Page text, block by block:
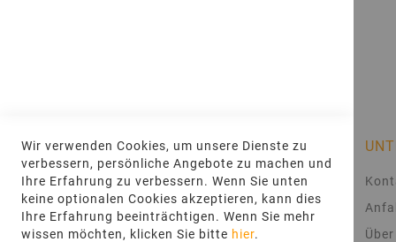
INFORMATIONEN
AGB
Impressum
Datenschutz
Wir verwenden Cookies, um unsere Dienste zu
verbessern, persönliche Angebote zu machen und
Ihre Erfahrung zu verbessern. Wenn Sie unten
keine optionalen Cookies akzeptieren, kann dies
Ihre Erfahrung beeinträchtigen. Wenn Sie mehr
wissen möchten, klicken Sie bitte hier.